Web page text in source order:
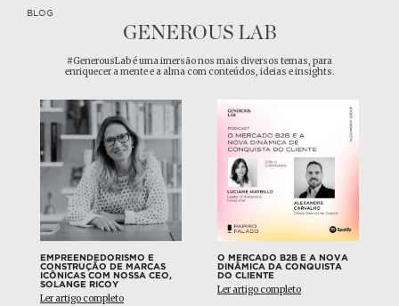
BLOG
GENEROUS LAB
#GenerousLab é uma imersão nos mais diversos temas, para
enriquecer a mente e a alma com conteúdos, ideias e insights.
EMPREENDEDORISMO E
CONSTRUÇÃO DE MARCAS
ICÔNICAS COM NOSSA CEO,
SOLANGE RICOY
Ler artigo completo
O MERCADO B2B E A NOVA
DINÂMICA DA CONQUISTA
DO CLIENTE
Ler artigo completo